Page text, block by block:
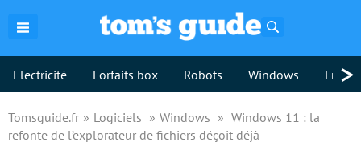
Electricité Forfaits box Robots Windows >
Tomsguide.fr Logiciels Windows
Windows 11 : la
refonte de l’explorateur de fichiers déçoit déjà